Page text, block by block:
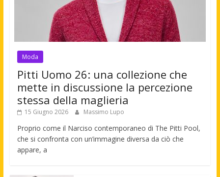
Moda
Pitti Uomo 26: una collezione che
mette in discussione la percezione
stessa della maglieria
15 Giugno 2026 Massimo Lupo
Proprio come il Narciso contemporaneo di The Pitti Pool,
che si confronta con un’immagine diversa da ciò che
appare, a